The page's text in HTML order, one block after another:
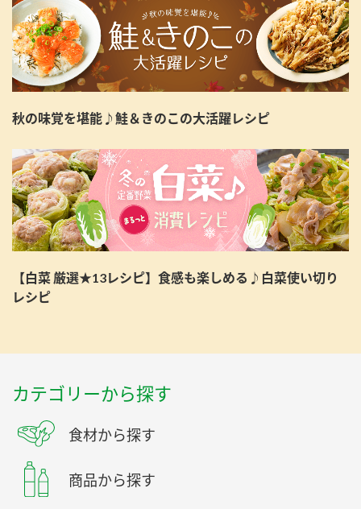
秋の味覚を堪能♪鮭＆きのこの大活躍レシピ
【白菜 厳選★13レシピ】食感も楽しめる♪白菜使い切り
レシピ
カテゴリーから探す
食材から探す
商品から探す